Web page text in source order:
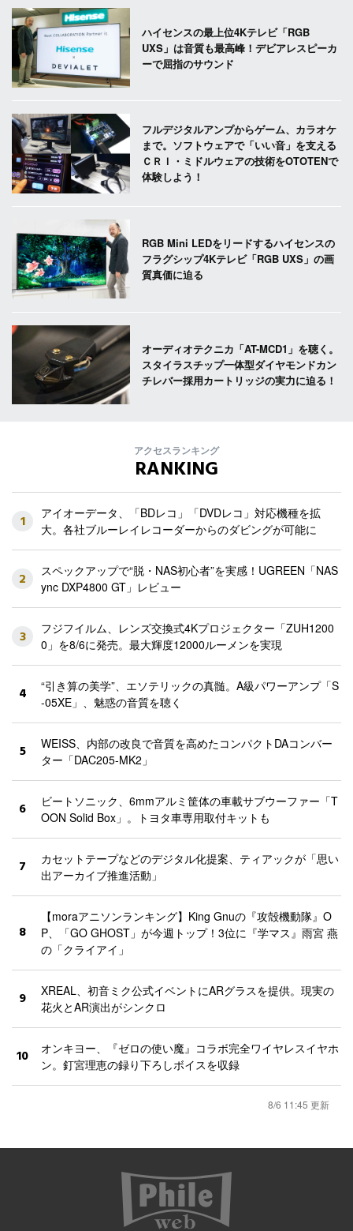
ハイセンスの最上位4Kテレビ「RGB
UXS」は音質も最高峰！デビアレスピーカ
ーで屈指のサウンド
フルデジタルアンプからゲーム、カラオケ
まで。ソフトウェアで「いい音」を支える
ＣＲＩ・ミドルウェアの技術をOTOTENで
体験しよう！
RGB Mini LEDをリードするハイセンスの
フラグシップ4Kテレビ「RGB UXS」の画
質真価に迫る
オーディオテクニカ「AT-MCD1」を聴く。
スタイラスチップ一体型ダイヤモンドカン
チレバー採用カートリッジの実力に迫る！
アクセスランキング
RANKING
1
アイオーデータ、「BDレコ」「DVDレコ」対応機種を拡
大。各社ブルーレイレコーダーからのダビングが可能に
2
スペックアップで“脱・NAS初心者”を実感！UGREEN「NAS
ync DXP4800 GT」レビュー
3
フジフイルム、レンズ交換式4Kプロジェクター「ZUH1200
0」を8/6に発売。最大輝度12000ルーメンを実現
4
“引き算の美学”、エソテリックの真髄。A級パワーアンプ「S
-05XE」、魅惑の音質を聴く
5
WEISS、内部の改良で音質を高めたコンパクトDAコンバー
ター「DAC205-MK2」
6
ビートソニック、6mmアルミ筐体の車載サブウーファー「T
OON Solid Box」。トヨタ車専用取付キットも
7
カセットテープなどのデジタル化提案、ティアックが「思い
出アーカイブ推進活動」
8
【moraアニソンランキング】King Gnuの『攻殻機動隊』O
P、「GO GHOST」が今週トップ！3位に『学マス』雨宮 燕
の「クライアイ」
9
XREAL、初音ミク公式イベントにARグラスを提供。現実の
花火とAR演出がシンクロ
10
オンキヨー、『ゼロの使い魔』コラボ完全ワイヤレスイヤホ
ン。釘宮理恵の録り下ろしボイスを収録
8/6 11:45 更新